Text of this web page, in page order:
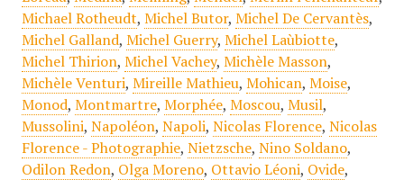
Michael Rotheudt, Michel Butor, Michel De Cervantès,
Michel Galland, Michel Guerry, Michel Laùbiotte,
Michel Thirion, Michel Vachey, Michèle Masson,
Michèle Venturi, Mireille Mathieu, Mohican, Moise,
Monod, Montmartre, Morphée, Moscou, Musil,
Mussolini, Napoléon, Napoli, Nicolas Florence, Nicolas
Florence - Photographie, Nietzsche, Nino Soldano,
Odilon Redon, Olga Moreno, Ottavio Léoni, Ovide,